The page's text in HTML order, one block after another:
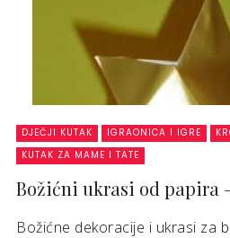
DJEČJI KUTAK IGRAONICA I IGRE
KUTAK ZA MAME I TATE
Božićni ukrasi od papira
Božićne dekoracije i ukrasi za